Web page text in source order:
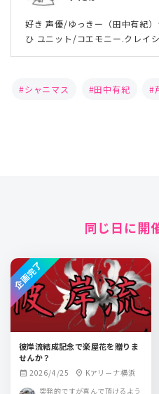
好き 声優/ゆっきー（田中有紀
ひ ユニット/コエモニー.クレイ
シャニマス 田中有紀
同じ日に開
彼岸流結成記念で楽屋花を贈りま
せんか？
calendar_month 2026/4/25 location_on Kアリーナ横浜
突発的ですが喜んで頂けるよう
企画完了